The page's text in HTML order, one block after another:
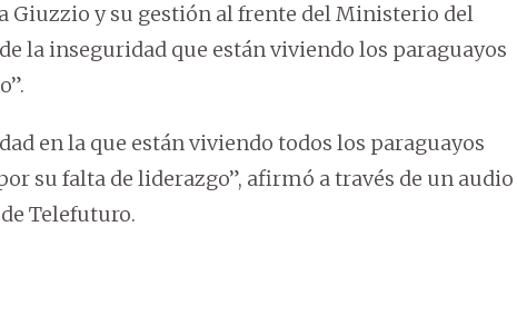
Giuzzio y su gestión al frente del Ministerio del
la inseguridad que están viviendo los paraguayos
en la que están viviendo todos los paraguayos
su falta de liderazgo”, afirmó a través de un audio
Telefuturo.